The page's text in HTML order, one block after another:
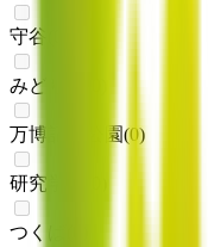
守谷
みどりの
万博記念公園(0)
研究学園
つくば